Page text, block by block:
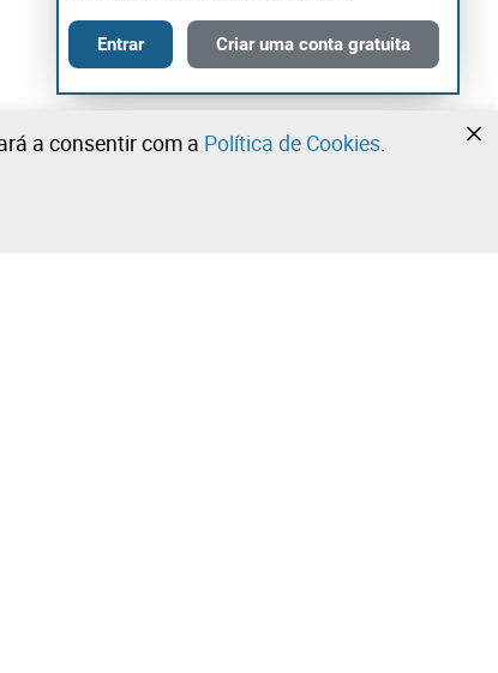
Entrar Criar uma conta gratuita
a consentir com a Política de Cookies.